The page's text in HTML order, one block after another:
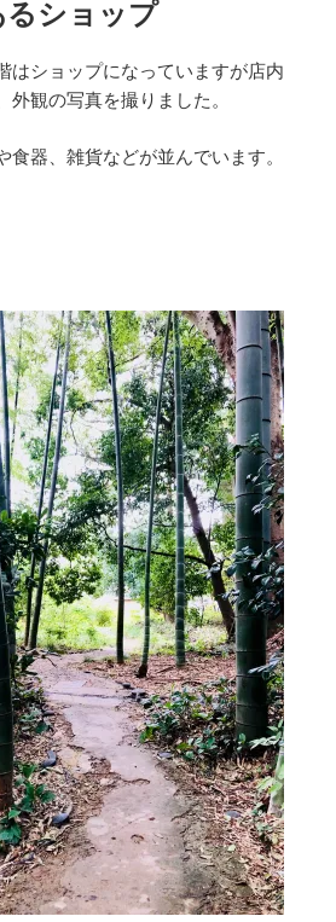
るショップ
はショップになっていますが店内
外観の写真を撮りました。
食器、雑貨などが並んでいます。